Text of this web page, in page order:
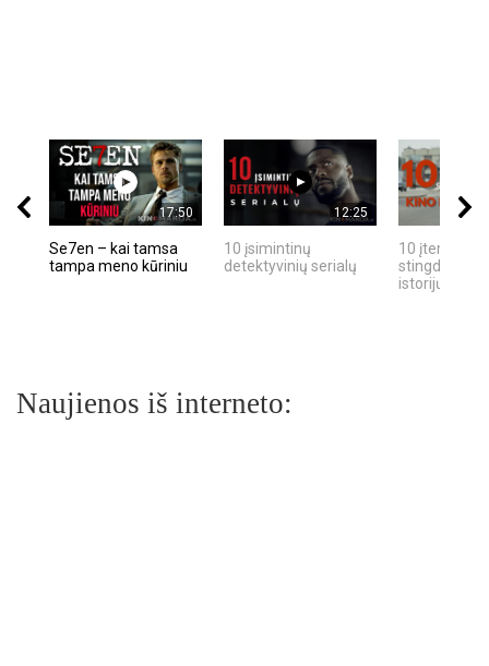
17:50
Se7en – kai tamsa
tampa meno kūriniu
12:25
10 įsimintinų
detektyvinių serialų
10 įtemptų,
stingdančių
istorijų
Naujienos iš interneto: